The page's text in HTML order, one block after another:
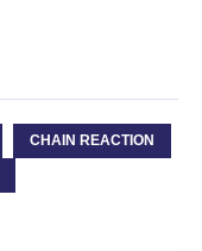
CHAIN REACTION